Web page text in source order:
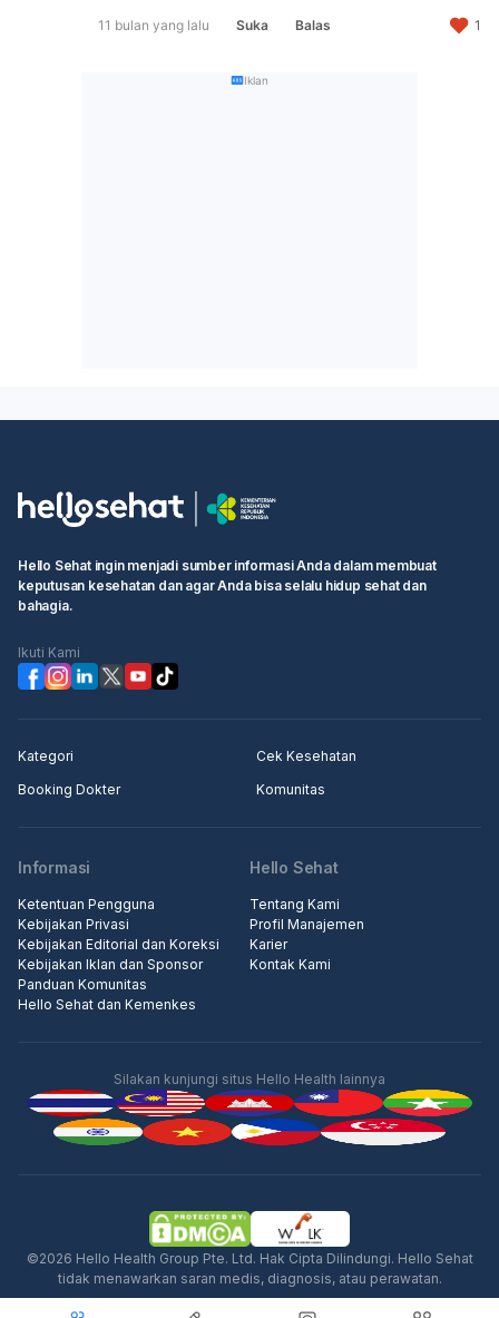
11 bulan yang lalu Suka Balas 1
Iklan
Iklan
Hello Sehat ingin menjadi sumber informasi Anda dalam membuat
keputusan kesehatan dan agar Anda bisa selalu hidup sehat dan
bahagia.
Ikuti Kami
Kategori
Cek Kesehatan
Booking Dokter
Komunitas
Informasi
Ketentuan Pengguna
Kebijakan Privasi
Kebijakan Editorial dan Koreksi
Kebijakan Iklan dan Sponsor
Panduan Komunitas
Hello Sehat dan Kemenkes
Hello Sehat
Tentang Kami
Profil Manajemen
Karier
Kontak Kami
Silakan kunjungi situs Hello Health lainnya
©2026 Hello Health Group Pte. Ltd. Hak Cipta Dilindungi. Hello Sehat
tidak menawarkan saran medis, diagnosis, atau perawatan.